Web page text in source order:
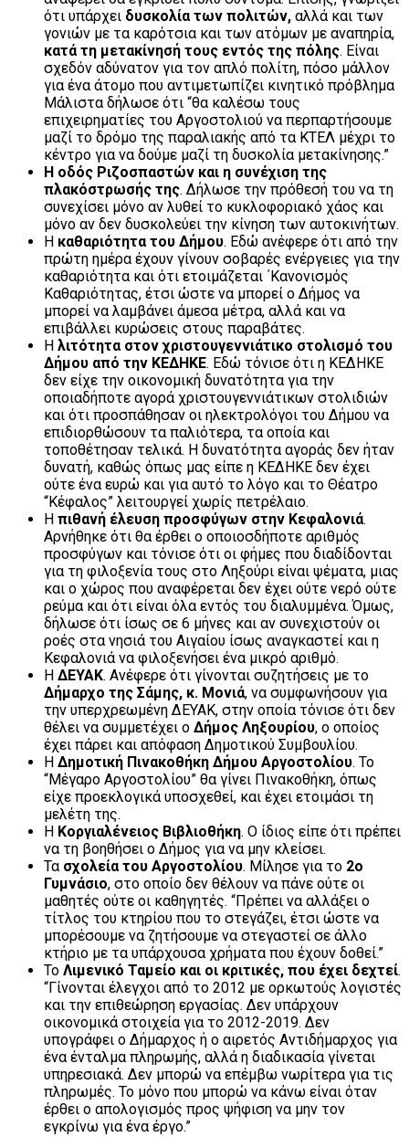
ότι υπάρχει δυσκολία των πολιτών, αλλά και των
γονιών με τα καρότσια και των ατόμων με αναπηρία,
κατά τη μετακίνησή τους εντός της πόλης. Είναι
σχεδόν αδύνατον για τον απλό πολίτη, πόσο μάλλον
για ένα άτομο που αντιμετωπίζει κινητικό πρόβλημα
Μάλιστα δήλωσε ότι “θα καλέσω τους
επιχειρηματίες του Αργοστολιού να περπαρτήσουμε
μαζί το δρόμο της παραλιακής από τα ΚΤΕΛ μέχρι το
κέντρο για να δούμε μαζί τη δυσκολία μετακίνησης.”
Η οδός Ριζοσπαστών και η συνέχιση της
πλακόστρωσής της. Δήλωσε την πρόθεσή του να τη
συνεχίσει μόνο αν λυθεί το κυκλοφοριακό χάος και
μόνο αν δεν δυσκολεύει την κίνηση των αυτοκινήτων.
Η καθαριότητα του Δήμου. Εδώ ανέφερε ότι από την
πρώτη ημέρα έχουν γίνουν σοβαρές ενέργειες για την
καθαριότητα και ότι ετοιμάζεται ΄Κανονισμός
Καθαριότητας, έτσι ώστε να μπορεί ο Δήμος να
μπορεί να λαμβάνει άμεσα μέτρα, αλλά και να
επιβάλλει κυρώσεις στους παραβάτες.
Η λιτότητα στον χριστουγεννιάτικο στολισμό του
Δήμου από την ΚΕΔΗΚΕ. Εδώ τόνισε ότι η ΚΕΔΗΚΕ
δεν είχε την οικονομική δυνατότητα για την
οποιαδήποτε αγορά χριστουγεννιάτικων στολιδιών
και ότι προσπάθησαν οι ηλεκτρολόγοι του Δήμου να
επιδιορθώσουν τα παλιότερα, τα οποία και
τοποθέτησαν τελικά. Η δυνατότητα αγοράς δεν ήταν
δυνατή, καθώς όπως μας είπε η ΚΕΔΗΚΕ δεν έχει
ούτε ένα ευρώ και για αυτό το λόγο και το Θέατρο
“Κέφαλος” λειτουργεί χωρίς πετρέλαιο.
Η πιθανή έλευση προσφύγων στην Κεφαλονιά.
Αρνήθηκε ότι θα έρθει ο οποιοσδήποτε αριθμός
προσφύγων και τόνισε ότι οι φήμες που διαδίδονται
για τη φιλοξενία τους στο Ληξούρι είναι ψέματα, μιας
και ο χώρος που αναφέρεται δεν έχει ούτε νερό ούτε
ρεύμα και ότι είναι όλα εντός του διαλυμμένα. Όμως,
δήλωσε ότι ίσως σε 6 μήνες και αν συνεχιστούν οι
ροές στα νησιά του Αιγαίου ίσως αναγκαστεί και η
Κεφαλονιά να φιλοξενήσει ένα μικρό αριθμό.
Η ΔΕΥΑΚ. Ανέφερε ότι γίνονται συζητήσεις με το
Δήμαρχο της Σάμης, κ. Μονιά, να συμφωνήσουν για
την υπερχρεωμένη ΔΕΥΑΚ, στην οποία τόνισε ότι δεν
θέλει να συμμετέχει ο Δήμος Ληξουρίου, ο οποίος
έχει πάρει και απόφαση Δημοτικού Συμβουλίου.
Η Δημοτική Πινακοθήκη Δήμου Αργοστολίου. Το
“Μέγαρο Αργοστολίου” θα γίνει Πινακοθήκη, όπως
είχε προεκλογικά υποσχεθεί, και έχει ετοιμάσι τη
μελέτη της.
Η Κοργιαλένειος Βιβλιοθήκη. Ο ίδιος είπε ότι πρέπει
να τη βοηθήσει ο Δήμος για να μην κλείσει.
Τα σχολεία του Αργοστολίου. Μίλησε για το 2ο
Γυμνάσιο, στο οποίο δεν θέλουν να πάνε ούτε οι
μαθητές ούτε οι καθηγητές. “Πρέπει να αλλάξει ο
τίτλος του κτηρίου που το στεγάζει, έτσι ώστε να
μπορέσουμε να ζητήσουμε να στεγαστεί σε άλλο
κτήριο με τα υπάρχουσα χρήματα που έχουν δοθεί.”
Το Λιμενικό Ταμείο και οι κριτικές, που έχει δεχτεί.
“Γίνονται έλεγχοι από το 2012 με ορκωτούς λογιστές
και την επιθεώρηση εργασίας. Δεν υπάρχουν
οικονομικά στοιχεία για το 2012-2019. Δεν
υπογράφει ο Δήμαρχος ή ο αιρετός Αντιδήμαρχος για
ένα ένταλμα πληρωμής, αλλά η διαδικασία γίνεται
υπηρεσιακά. Δεν μπορώ να επέμβω νωρίτερα για τις
πληρωμές. Το μόνο που μπορώ να κάνω είναι όταν
έρθει ο απολογισμός προς ψήφιση να μην τον
εγκρίνω για ένα έργο.”